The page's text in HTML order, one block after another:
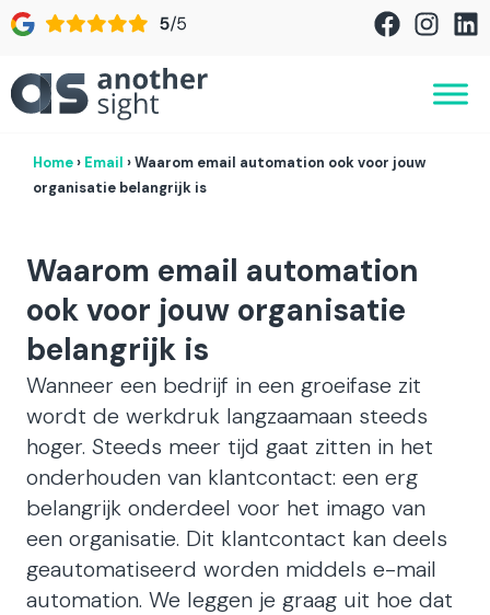
Home› Email ›Waarom email automation ook voor jouw
organisatie belangrijk is
Waarom email automation
ook voor jouw organisatie
belangrijk is
Wanneer een bedrijf in een groeifase zit
wordt de werkdruk langzaamaan steeds
hoger. Steeds meer tijd gaat zitten in het
onderhouden van klantcontact: een erg
belangrijk onderdeel voor het imago van
een organisatie. Dit klantcontact kan deels
geautomatiseerd worden middels e-mail
automation. We leggen je graag uit hoe dat